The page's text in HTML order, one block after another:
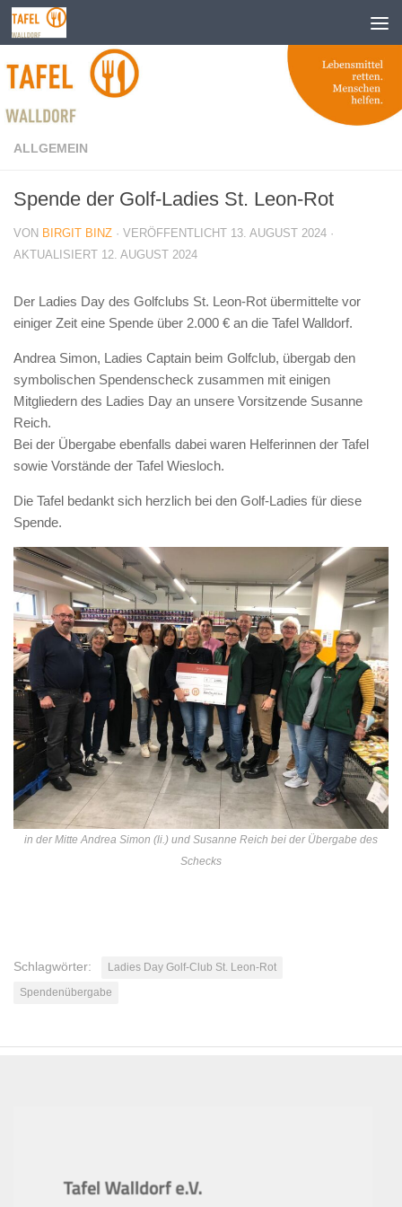
Zum Inhalt springen
ALLGEMEIN
Spende der Golf-Ladies St. Leon-Rot
VON BIRGIT BINZ · VERÖFFENTLICHT 13. AUGUST 2024 ·
AKTUALISIERT 12. AUGUST 2024
Der Ladies Day des Golfclubs St. Leon-Rot übermittelte vor
einiger Zeit eine Spende über 2.000 € an die Tafel Walldorf.
Andrea Simon, Ladies Captain beim Golfclub, übergab den
symbolischen Spendenscheck zusammen mit einigen
Mitgliedern des Ladies Day an unsere Vorsitzende Susanne
Reich.
Bei der Übergabe ebenfalls dabei waren Helferinnen der Tafel
sowie Vorstände der Tafel Wiesloch.
Die Tafel bedankt sich herzlich bei den Golf-Ladies für diese
Spende.
in der Mitte Andrea Simon (li.) und Susanne Reich bei der Übergabe des
Schecks
Schlagwörter:
Ladies Day Golf-Club St. Leon-Rot
Spendenübergabe